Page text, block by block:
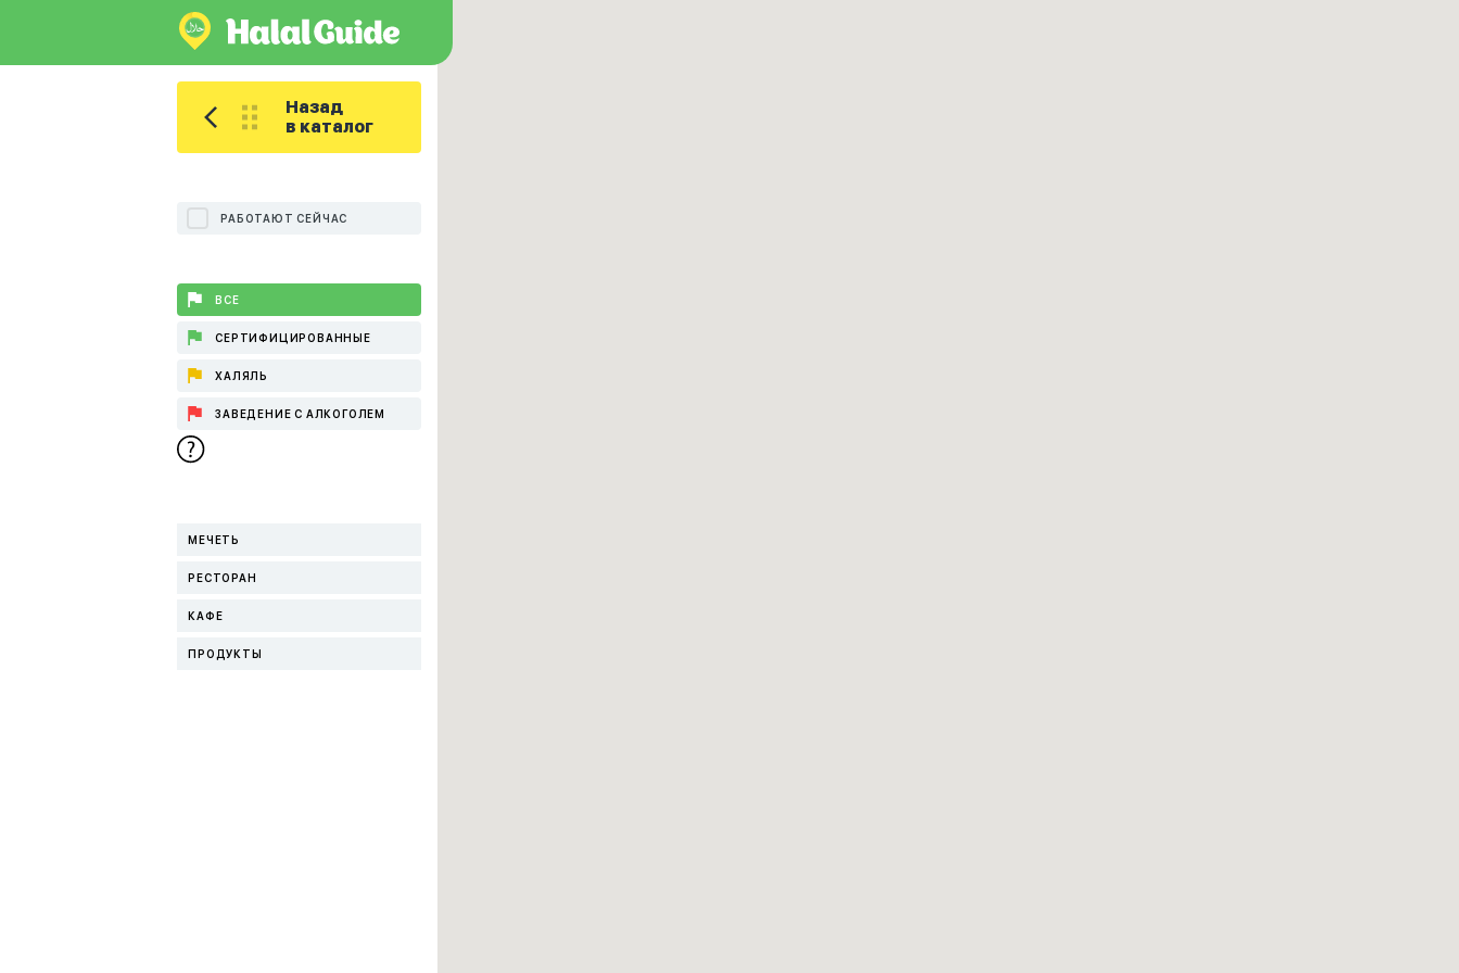
Назад
в каталог
РАБОТАЮТ СЕЙЧАС
ВСЕ
СЕРТИФИЦИРОВАННЫЕ
ХАЛЯЛЬ
ЗАВЕДЕНИЕ С АЛКОГОЛЕМ
МЕЧЕТЬ
РЕСТОРАН
КАФЕ
ПРОДУКТЫ